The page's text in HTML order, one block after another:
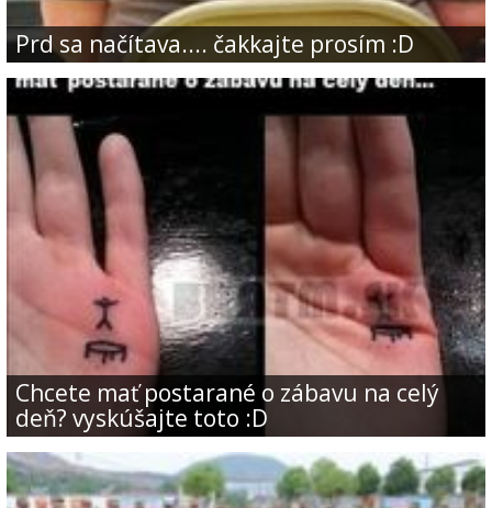
Prd sa načítava.... čakkajte prosím :D
Chcete mať postarané o zábavu na celý
deň? vyskúšajte toto :D